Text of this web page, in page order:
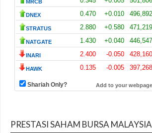
PRESTASI SAHAM BURSA MALAYSIA